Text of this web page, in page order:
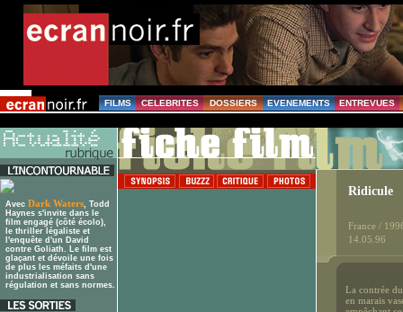
FILMS CELEBRITES DOSSIERS EVENEMENTS ENTREVUES
Avec Dark Waters, Todd
Haynes s'invite dans le
film engagé (côté écolo),
le thriller légaliste et
l'enquête d'un David
contre Goliath. Le film est
glaçant et dévoile une fois
de plus les méfaits d'une
industrialisation sans
régulation et sans normes.
Ridicule
France /
14.05.96
La contrée
en marais